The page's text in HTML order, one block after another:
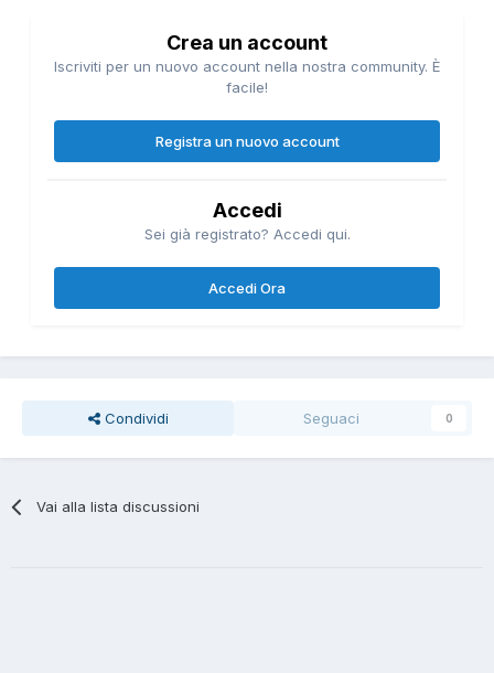
Crea un account
Iscriviti per un nuovo account nella nostra community. È
facile!
Registra un nuovo account
Accedi
Sei già registrato? Accedi qui.
Accedi Ora
Condividi Seguaci 0
Vai alla lista discussioni